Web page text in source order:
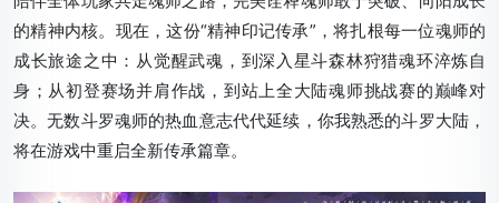
的精神内核。现在，这份“精神印记传承”，将扎根每一位魂师的
成长旅途之中：从觉醒武魂，到深入星斗森林狩猎魂环淬炼自
身；从初登赛场并肩作战，到站上全大陆魂师挑战赛的巅峰对
决。无数斗罗魂师的热血意志代代延续，你我熟悉的斗罗大陆，
将在游戏中重启全新传承篇章。